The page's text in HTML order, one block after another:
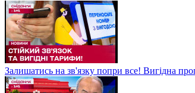
Залишатись на зв'язку попри все! Вигідна